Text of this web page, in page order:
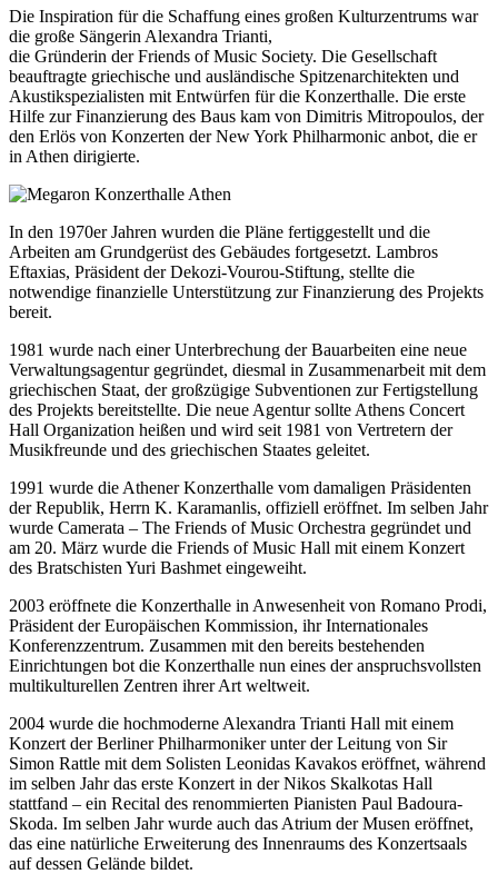
Die Inspiration für die Schaffung eines großen Kulturzentrums war
die große Sängerin Alexandra Trianti,
die Gründerin der Friends of Music Society. Die Gesellschaft
beauftragte griechische und ausländische Spitzenarchitekten und
Akustikspezialisten mit Entwürfen für die Konzerthalle. Die erste
Hilfe zur Finanzierung des Baus kam von Dimitris Mitropoulos, der
den Erlös von Konzerten der New York Philharmonic anbot, die er
in Athen dirigierte.
In den 1970er Jahren wurden die Pläne fertiggestellt und die
Arbeiten am Grundgerüst des Gebäudes fortgesetzt. Lambros
Eftaxias, Präsident der Dekozi-Vourou-Stiftung, stellte die
notwendige finanzielle Unterstützung zur Finanzierung des Projekts
bereit.
1981 wurde nach einer Unterbrechung der Bauarbeiten eine neue
Verwaltungsagentur gegründet, diesmal in Zusammenarbeit mit dem
griechischen Staat, der großzügige Subventionen zur Fertigstellung
des Projekts bereitstellte. Die neue Agentur sollte Athens Concert
Hall Organization heißen und wird seit 1981 von Vertretern der
Musikfreunde und des griechischen Staates geleitet.
1991 wurde die Athener Konzerthalle vom damaligen Präsidenten
der Republik, Herrn K. Karamanlis, offiziell eröffnet. Im selben Jahr
wurde Camerata – The Friends of Music Orchestra gegründet und
am 20. März wurde die Friends of Music Hall mit einem Konzert
des Bratschisten Yuri Bashmet eingeweiht.
2003 eröffnete die Konzerthalle in Anwesenheit von Romano Prodi,
Präsident der Europäischen Kommission, ihr Internationales
Konferenzzentrum. Zusammen mit den bereits bestehenden
Einrichtungen bot die Konzerthalle nun eines der anspruchsvollsten
multikulturellen Zentren ihrer Art weltweit.
2004 wurde die hochmoderne Alexandra Trianti Hall mit einem
Konzert der Berliner Philharmoniker unter der Leitung von Sir
Simon Rattle mit dem Solisten Leonidas Kavakos eröffnet, während
im selben Jahr das erste Konzert in der Nikos Skalkotas Hall
stattfand – ein Recital des renommierten Pianisten Paul Badoura-
Skoda. Im selben Jahr wurde auch das Atrium der Musen eröffnet,
das eine natürliche Erweiterung des Innenraums des Konzertsaals
auf dessen Gelände bildet.